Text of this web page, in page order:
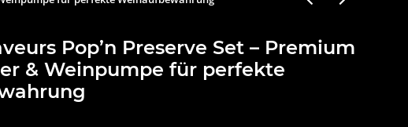
Pop’n Preserve Set – Premium
& Weinpumpe für perfekte